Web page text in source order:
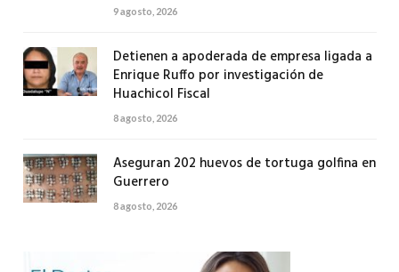
9 agosto, 2026
Detienen a apoderada de empresa ligada a
Enrique Ruffo por investigación de
Huachicol Fiscal
8 agosto, 2026
Aseguran 202 huevos de tortuga golfina en
Guerrero
8 agosto, 2026